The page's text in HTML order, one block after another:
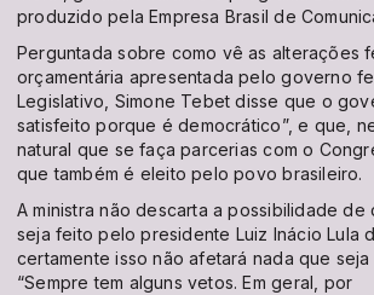
produzido pela Empresa Brasil de
Perguntada sobre como vê as alterações
orçamentária apresentada pelo governo
Legislativo, Simone Tebet disse que o
satisfeito porque é democrático”, e que,
natural que se faça parcerias com o
que também é eleito pelo povo brasileiro.
A ministra não descarta a possibilidade de
seja feito pelo presidente Luiz Inácio Lula
certamente isso não afetará nada que seja
“Sempre tem alguns vetos. Em geral, por